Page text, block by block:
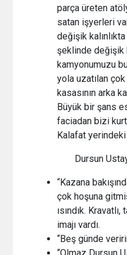
parça üreten
satan işyerleri
değişik
şeklinde değişik
kamyonumuzu
yola uzatılan
kasasının arka
Büyük bir şans
faciadan bizi
Kalafat yerindeki
Dursun
“Kazana
çok hoşuna
ısındık.
imajı vardı.
“Beş günde